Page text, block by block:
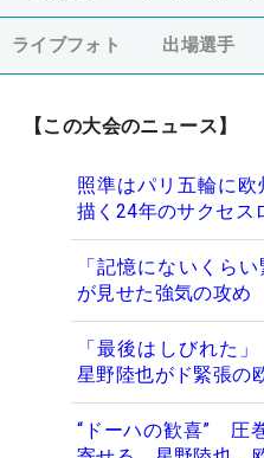
ライブフォト 出場選手
【この大会のニュース】
照準はパリ五輪に
描く24年のサクセス
「記憶にないくら
が見せた強気の攻め
「最後はしびれた
星野陸也がド緊張の
“ドーハの歓喜” 圧